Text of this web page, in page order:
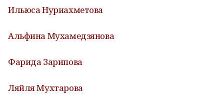
Ильюса Нуриахметова
Альфина Мухамедзянова
Фарида Зарипова
Ляйля Мухтарова